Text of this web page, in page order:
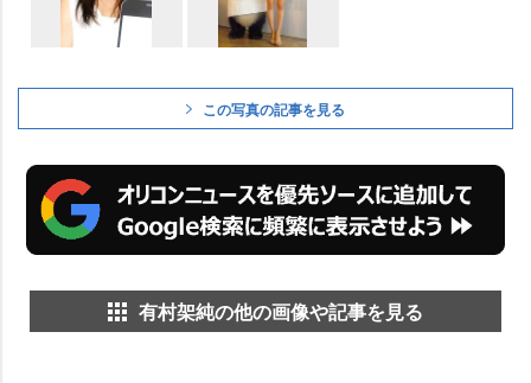
この写真の記事を見る
有村架純の他の画像や記事を見る